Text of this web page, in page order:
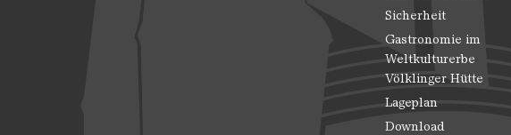
Sicherheit
Gastronomie im
Weltkulturerbe
Völklinger Hütte
Lageplan
Download